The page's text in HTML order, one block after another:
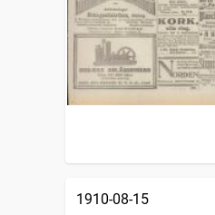
1910-08-15